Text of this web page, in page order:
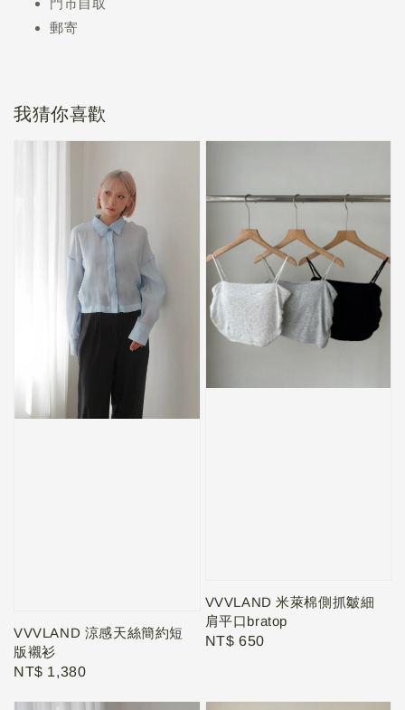
門市自取
郵寄
我猜你喜歡
VVVLAND 涼感天絲簡約短
版襯衫
Regular
NT$ 1,380
VVVLAND 米萊棉側抓皺細
肩平口bratop
Regular
NT$ 650